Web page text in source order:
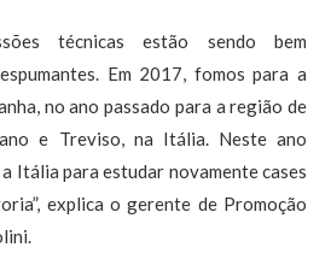
técnicas estão sendo bem
Em 2017, fomos para a
no ano passado para a região de
e Treviso, na Itália. Neste ano
Itália para estudar novamente cases
explica o gerente de Promoção